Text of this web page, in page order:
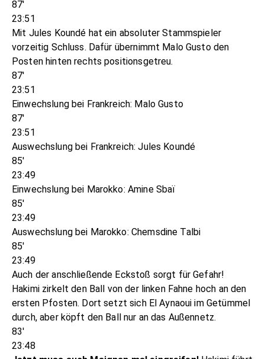
87'
23:51
Mit Jules Koundé hat ein absoluter Stammspieler
vorzeitig Schluss. Dafür übernimmt Malo Gusto den
Posten hinten rechts positionsgetreu.
87'
23:51
Einwechslung bei Frankreich: Malo Gusto
87'
23:51
Auswechslung bei Frankreich: Jules Koundé
85'
23:49
Einwechslung bei Marokko: Amine Sbaï
85'
23:49
Auswechslung bei Marokko: Chemsdine Talbi
85'
23:49
Auch der anschließende Eckstoß sorgt für Gefahr!
Hakimi zirkelt den Ball von der linken Fahne hoch an den
ersten Pfosten. Dort setzt sich El Aynaoui im Getümmel
durch, aber köpft den Ball nur an das Außennetz.
83'
23:48